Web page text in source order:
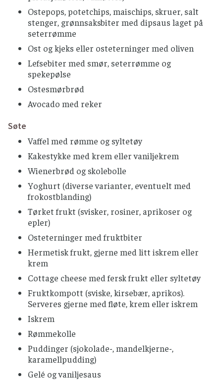
Ostepops, potetchips, maischips, skruer, salt
stenger, grønnsaksbiter med dipsaus laget på
seterrømme
Ost og kjeks eller osteterninger med oliven
Lefsebiter med smør, seterrømme og
spekepølse
Ostesmørbrød
Avocado med reker
Søte
Vaffel med rømme og syltetøy
Kakestykke med krem eller vaniljekrem
Wienerbrød og skolebolle
Yoghurt (diverse varianter, eventuelt med
frokostblanding)
Tørket frukt (svisker, rosiner, aprikoser og
epler)
Osteterninger med fruktbiter
Hermetisk frukt, gjerne med litt iskrem eller
krem
Cottage cheese med fersk frukt eller syltetøy
Fruktkompott (sviske, kirsebær, aprikos).
Serveres gjerne med fløte, krem eller iskrem
Iskrem
Rømmekolle
Puddinger (sjokolade-, mandelkjerne-,
karamellpudding)
Gelé og vaniljesaus